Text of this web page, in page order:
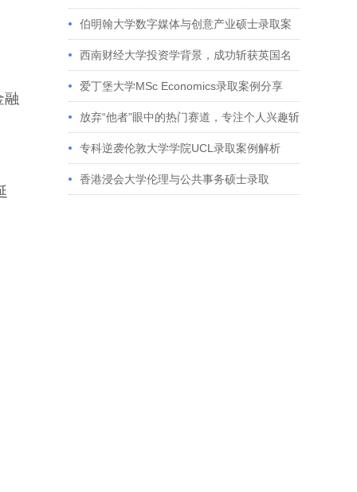
融
伯明翰大学数字媒体与创意产业硕士录取案
例 西南财经大学投资学背景，成功斩获英国名
校多份Offer
爱丁堡大学MSc Economics录取案例分享
放弃“他者”眼中的热门赛道，专注个人兴趣斩
获藤校offer｜成功跨专业申请经验分享
专科逆袭伦敦大学学院UCL录取案例解析
香港浸会大学伦理与公共事务硕士录取